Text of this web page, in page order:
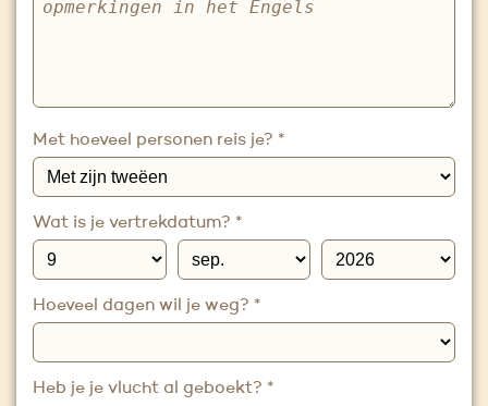
Met hoeveel personen reis je? *
Wat is je vertrekdatum? *
Hoeveel dagen wil je weg? *
Heb je je vlucht al geboekt? *